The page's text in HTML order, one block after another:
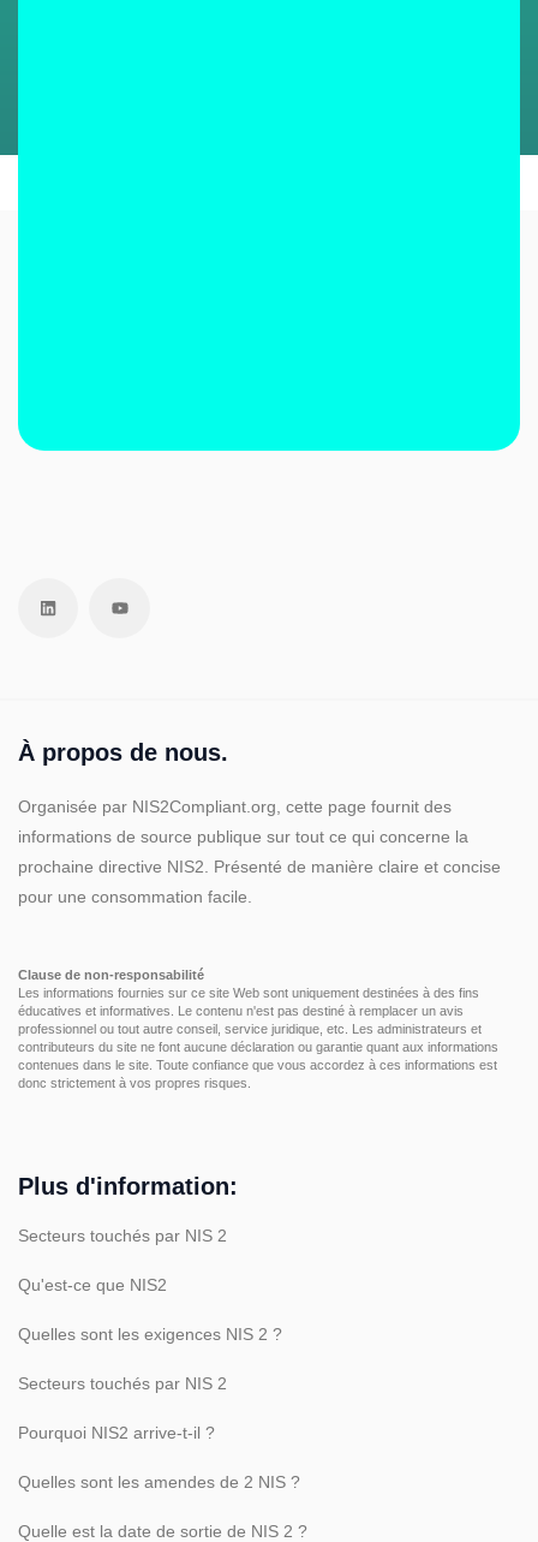
À propos de nous.
Organisée par NIS2Compliant.org, cette page fournit des
informations de source publique sur tout ce qui concerne la
prochaine directive NIS2. Présenté de manière claire et concise
pour une consommation facile.
Clause de non-responsabilité
Les informations fournies sur ce site Web sont uniquement destinées à des fins
éducatives et informatives. Le contenu n'est pas destiné à remplacer un avis
professionnel ou tout autre conseil, service juridique, etc. Les administrateurs et
contributeurs du site ne font aucune déclaration ou garantie quant aux informations
contenues dans le site. Toute confiance que vous accordez à ces informations est
donc strictement à vos propres risques.
Plus d'information:
Secteurs touchés par NIS 2
Qu'est-ce que NIS2
Quelles sont les exigences NIS 2 ?
Secteurs touchés par NIS 2
Pourquoi NIS2 arrive-t-il ?
Quelles sont les amendes de 2 NIS ?
Quelle est la date de sortie de NIS 2 ?